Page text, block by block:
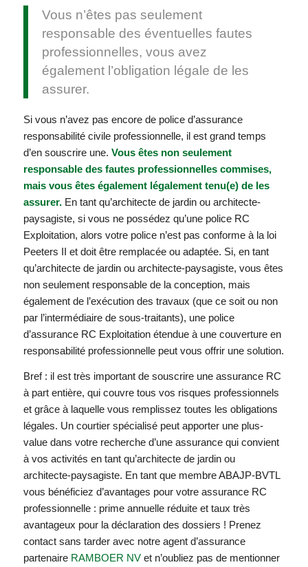
Vous n’êtes pas seulement
responsable des éventuelles fautes
professionnelles, vous avez
également l’obligation légale de les
assurer.
Si vous n’avez pas encore de police d’assurance
responsabilité civile professionnelle, il est grand temps
d’en souscrire une. Vous êtes non seulement
responsable des fautes professionnelles commises,
mais vous êtes également légalement tenu(e) de les
assurer.En tant qu’architecte de jardin ou architecte-
paysagiste, si vous ne possédez qu’une police RC
Exploitation, alors votre police n’est pas conforme à la loi
Peeters II et doit être remplacée ou adaptée. Si, en tant
qu’architecte de jardin ou architecte-paysagiste, vous êtes
non seulement responsable de la conception, mais
également de l’exécution des travaux (que ce soit ou non
par l’intermédiaire de sous-traitants), une police
d’assurance RC Exploitation étendue à une couverture en
responsabilité professionnelle peut vous offrir une solution.
Bref : il est très important de souscrire une assurance RC
à part entière, qui couvre tous vos risques professionnels
et grâce à laquelle vous remplissez toutes les obligations
légales. Un courtier spécialisé peut apporter une plus-
value dans votre recherche d’une assurance qui convient
à vos activités en tant qu’architecte de jardin ou
architecte-paysagiste. En tant que membre ABAJP-BVTL
vous bénéficiez d’avantages pour votre assurance RC
professionnelle : prime annuelle réduite et taux très
avantageux pour la déclaration des dossiers ! Prenez
contact sans tarder avec notre agent d’assurance
partenaire RAMBOER NVet n’oubliez pas de mentionner